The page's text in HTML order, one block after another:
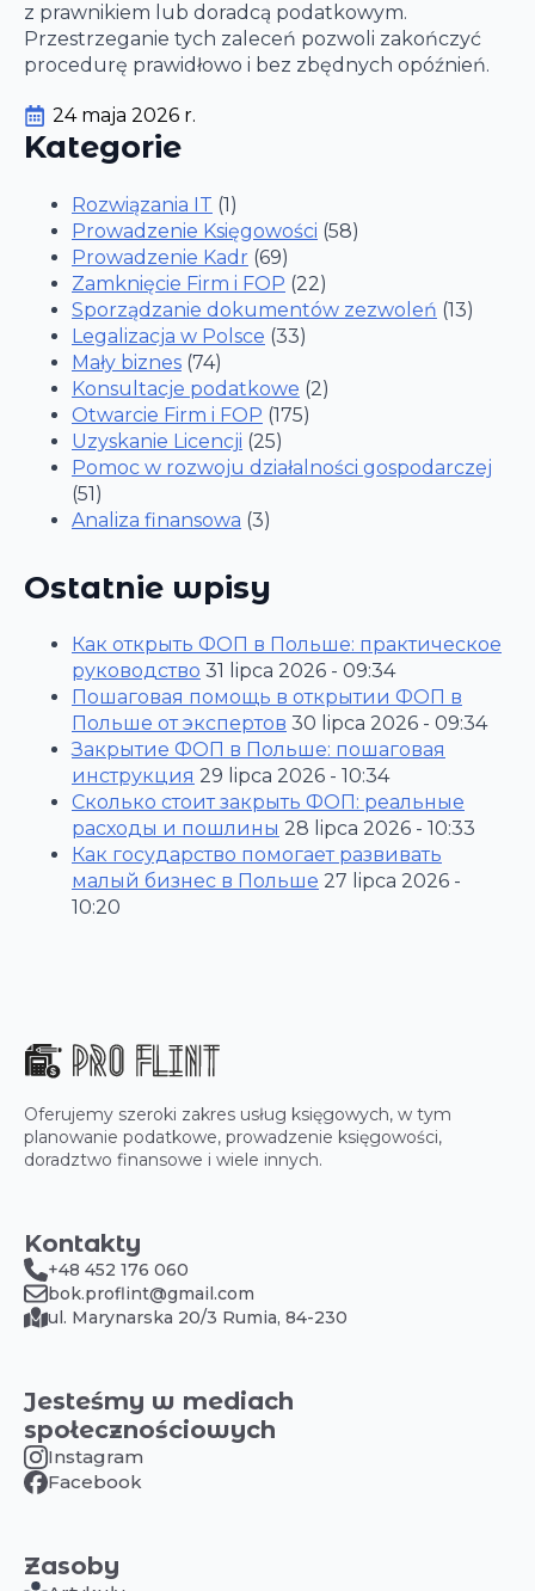
z prawnikiem lub doradcą podatkowym.
Przestrzeganie tych zaleceń pozwoli zakończyć
procedurę prawidłowo i bez zbędnych opóźnień.
24 maja 2026 r.
Kategorie
Rozwiązania IT (1)
Prowadzenie Księgowości (58)
Prowadzenie Kadr (69)
Zamknięcie Firm i FOP (22)
Sporządzanie dokumentów zezwoleń (13)
Legalizacja w Polsce (33)
Mały biznes (74)
Konsultacje podatkowe (2)
Otwarcie Firm i FOP (175)
Uzyskanie Licencji (25)
Pomoc w rozwoju działalności gospodarczej
(51)
Analiza finansowa (3)
Ostatnie wpisy
Как открыть ФОП в Польше: практическое
руководство 31 lipca 2026 - 09:34
Пошаговая помощь в открытии ФОП в
Польше от экспертов 30 lipca 2026 - 09:34
Закрытие ФОП в Польше: пошаговая
инструкция 29 lipca 2026 - 10:34
Сколько стоит закрыть ФОП: реальные
расходы и пошлины 28 lipca 2026 - 10:33
Как государство помогает развивать
малый бизнес в Польше 27 lipca 2026 -
10:20
Oferujemy szeroki zakres usług księgowych, w tym
planowanie podatkowe, prowadzenie księgowości,
doradztwo finansowe i wiele innych.
Kontakty
+48 452 176 060
bok.proflint@gmail.com
ul. Marynarska 20/3 Rumia, 84-230
Jesteśmy w mediach
społecznościowych
Instagram
Facebook
Zasoby